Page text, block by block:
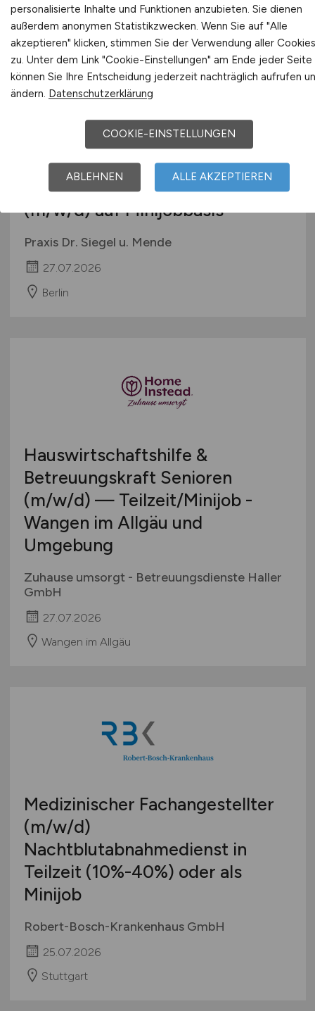
Zuhause umsorgt - Betreuungsdienste Haller
GmbH
27.07.2026
Wangen im Allgäu
Zahnmedizinischer
Prophylaxeassistent (ZMP)
(m/w/d)auf Minijobbasis
Praxis Dr. Siegel u. Mende
27.07.2026
Berlin
Hauswirtschaftshilfe &
Betreuungskraft Senioren
(m/w/d) — Teilzeit/Minijob -
Wangen im Allgäu und
Umgebung
Zuhause umsorgt - Betreuungsdienste Haller
GmbH
27.07.2026
Wangen im Allgäu
Medizinischer Fachangestellter
(m/w/d)
Nachtblutabnahmedienst in
Teilzeit (10%-40%) oder als
Minijob
Robert-Bosch-Krankenhaus GmbH
25.07.2026
Stuttgart
personalisierte Inhalte und Funktionen anzubieten. Sie dienen
außerdem anonymen Statistikzwecken. Wenn Sie auf "Alle
akzeptieren" klicken, stimmen Sie der Verwendung aller Cookies
zu. Unter dem Link "Cookie-Einstellungen" am Ende jeder Seite
können Sie Ihre Entscheidung jederzeit nachträglich aufrufen
ändern. Datenschutzerklärung
COOKIE-EINSTELLUNGEN
ABLEHNEN ALLE AKZEPTIEREN